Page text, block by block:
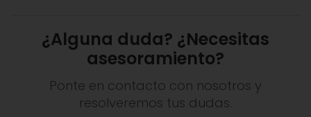
¿Alguna duda? ¿Necesitas
asesoramiento?
Ponte en contacto con nosotros y
resolveremos tus dudas.